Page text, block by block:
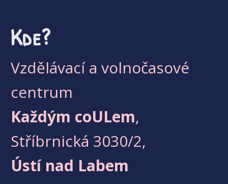
Kde?
Vzdělávací a volnočasové
centrum
Každým coULem,
Stříbrnická 3030/2,
Ústí nad Labem